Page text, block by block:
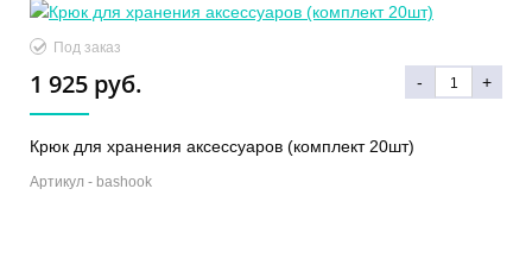
Под заказ
1 925 руб. - +
Крюк для хранения аксессуаров (комплект 20шт)
Артикул - bashook